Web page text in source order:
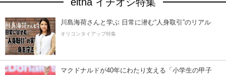
川島海荷さんと学ぶ 日常に潜む“人身取引”のリアル
オリコンタイアップ特集
マクドナルドが40年にわたり支える「小学生の甲子